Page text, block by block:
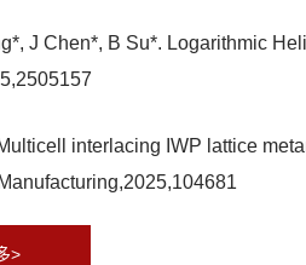
J Chen*, B Su*. Logarithmic
interlacing IWP lattice
>